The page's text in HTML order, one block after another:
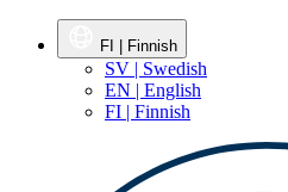
FI | Finnish
SV | Swedish
EN | English
FI | Finnish